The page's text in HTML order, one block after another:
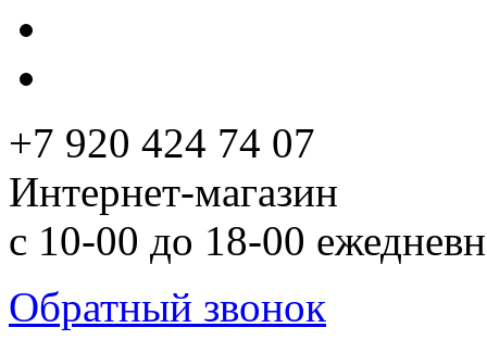
+7 920 424 74 07
Интернет-магазин
с 10-00 до 18-00
Обратный звонок